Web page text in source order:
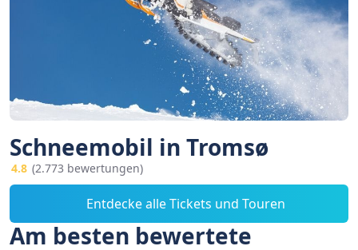
Schneemobil in Tromsø
4.8 (2.773 bewertungen)
Entdecke alle Tickets und Touren
Am besten bewertete